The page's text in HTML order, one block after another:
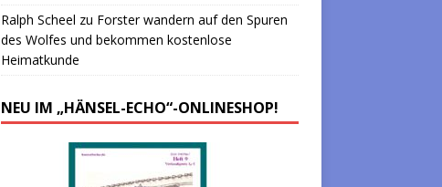
Ralph Scheel zu Forster wandern auf den Spuren
des Wolfes und bekommen kostenlose
Heimatkunde
NEU IM „HÄNSEL-ECHO“-ONLINESHOP!